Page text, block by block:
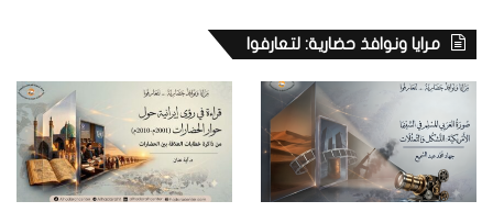
مرايا ونوافذ حضارية: لتعارفوا